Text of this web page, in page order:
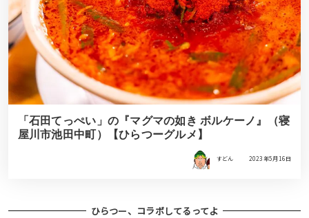
「石田てっぺい」の『マグマの如き ボルケーノ』（寝
屋川市池田中町）【ひらつーグルメ】
すどん 2023年5月16日
ひらつー、コラボしてるってよ